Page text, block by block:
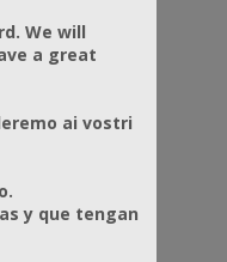
We will
a great
ai vostri
y que tengan